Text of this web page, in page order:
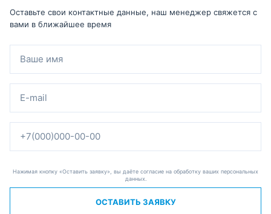
Оставьте свои контактные данные, наш менеджер свяжется с
вами в ближайшее время
Нажимая кнопку «Оставить заявку», вы даёте согласие на обработку ваших персональных
данных.
ОСТАВИТЬ ЗАЯВКУ